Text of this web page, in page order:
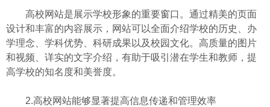
高校网站是展示学校形象的重要窗口。通过精美的页面
设计和丰富的内容展示，网站可以全面介绍学校的历史、办
学理念、学科优势、科研成果以及校园文化。高质量的图片
和视频、详实的文字介绍，有助于吸引潜在学生和教师，提
高学校的知名度和美誉度。
2.高校网站能够显著提高信息传递和管理效率